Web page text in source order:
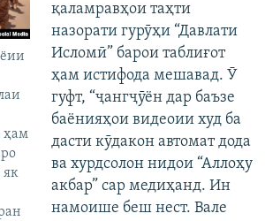
ҳам
як
қаламравҳои таҳти
назорати гурӯҳи “Давлати
Исломӣ” барои таблиғот
ҳам истифода мешавад. Ӯ
гуфт, “ҷангҷӯён дар баъзе
баёнияҳои видеоии худ ба
дасти кӯдакон автомат дода
ва хурдсолон нидои “Аллоҳу
акбар” сар медиҳанд. Ин
намоише беш нест. Вале